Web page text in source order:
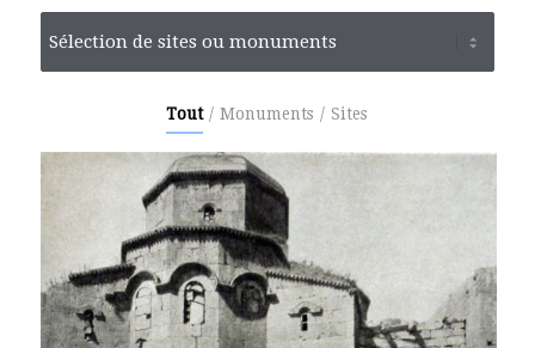
Tout / Monuments / Sites